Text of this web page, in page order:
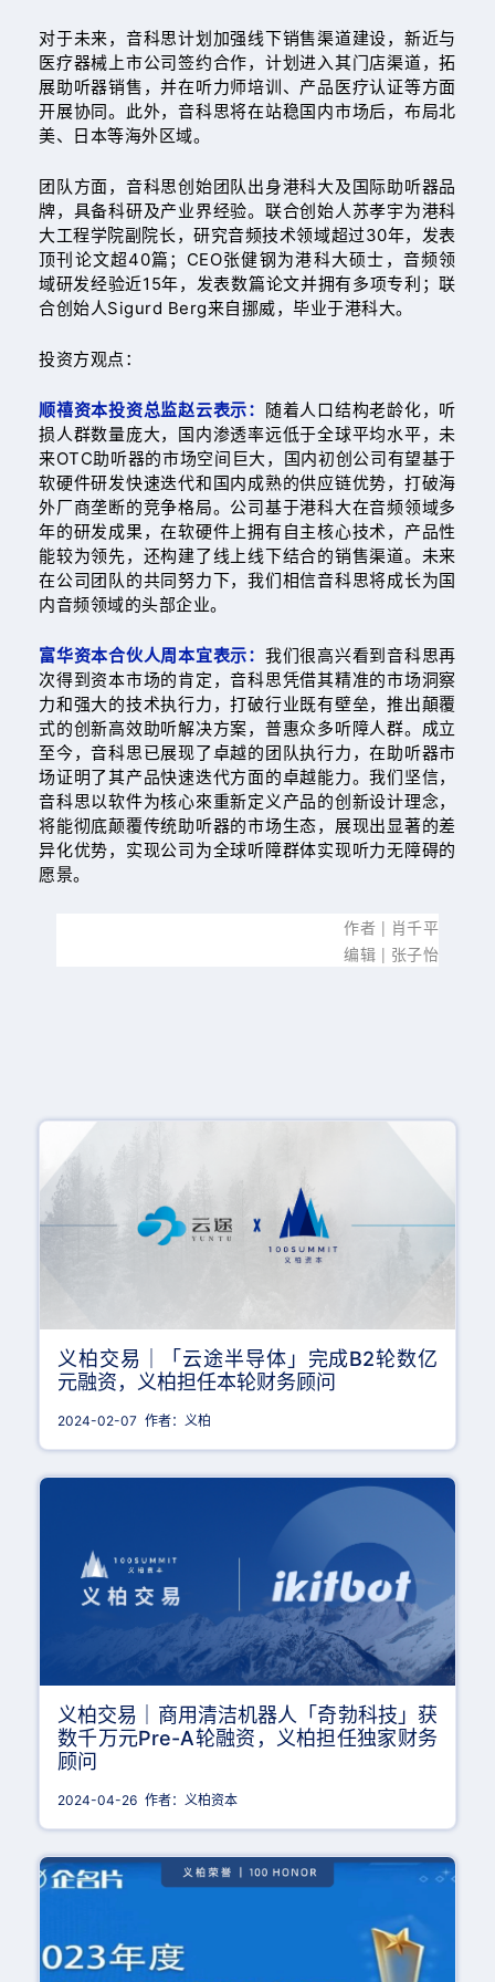
对于未来，音科思计划加强线下销售渠道建设，新近与
医疗器械上市公司签约合作，计划进入其门店渠道，拓
展助听器销售，并在听力师培训、产品医疗认证等方面
开展协同。此外，音科思将在站稳国内市场后，布局北
美、日本等海外区域。
团队方面，音科思创始团队出身港科大及国际助听器品
牌，具备科研及产业界经验。联合创始人苏孝宇为港科
大工程学院副院长，研究音频技术领域超过30年，发表
顶刊论文超40篇；CEO张健钢为港科大硕士，音频领
域研发经验近15年，发表数篇论文并拥有多项专利；联
合创始人Sigurd Berg来自挪威，毕业于港科大。
投资方观点：
顺禧资本投资总监赵云表示： 随着人口结构老龄化，听
损人群数量庞大，国内渗透率远低于全球平均水平，未
来OTC助听器的市场空间巨大，国内初创公司有望基于
软硬件研发快速迭代和国内成熟的供应链优势，打破海
外厂商垄断的竞争格局。公司基于港科大在音频领域多
年的研发成果，在软硬件上拥有自主核心技术，产品性
能较为领先，还构建了线上线下结合的销售渠道。未来
在公司团队的共同努力下，我们相信音科思将成长为国
内音频领域的头部企业。
富华资本合伙人周本宜表示： 我们很高兴看到音科思再
次得到资本市场的肯定，音科思凭借其精准的市场洞察
力和强大的技术执行力，打破行业既有壁垒，推出顛覆
式的创新高效助听解决方案，普惠众多听障人群。成立
至今，音科思已展现了卓越的团队执行力，在助听器市
场证明了其产品快速迭代方面的卓越能力。我们坚信，
音科思以软件为核心來重新定义产品的创新设计理念，
将能彻底颠覆传统助听器的市场生态，展现出显著的差
异化优势，实现公司为全球听障群体实现听力无障碍的
愿景。
作者 | 肖千平
编辑 | 张子怡
义柏交易｜「云途半导体」完成B2轮数亿
元融资，义柏担任本轮财务顾问
2024-02-07 作者：义柏
义柏交易｜商用清洁机器人「奇勃科技」获
数千万元Pre-A轮融资，义柏担任独家财务
顾问
2024-04-26 作者：义柏资本